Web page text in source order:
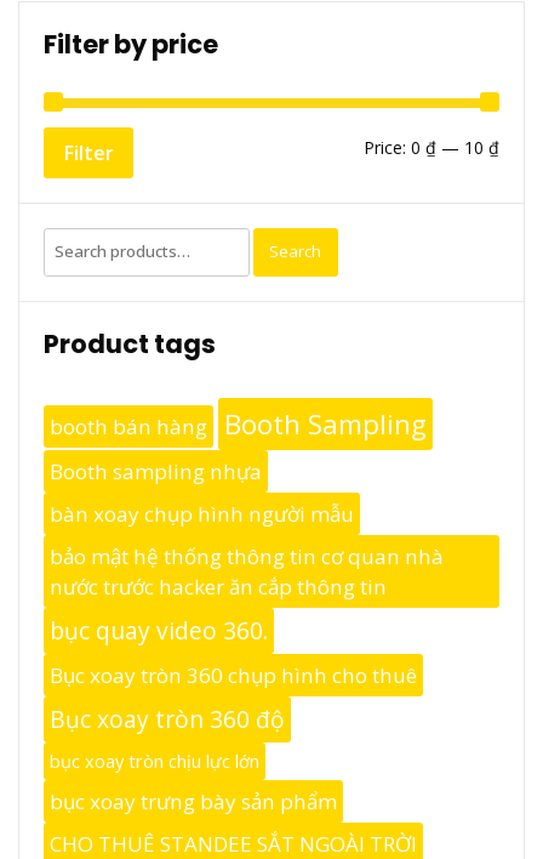
Filter by price
Min
Max
Filter Price: 0 ₫ — 10 ₫
Search
for:
Search
Product tags
booth bán hàng Booth Sampling
Booth sampling nhựa
bàn xoay chụp hình người mẫu
bảo mật hệ thống thông tin cơ quan nhà
nước trước hacker ăn cắp thông tin
bục quay video 360.
Bục xoay tròn 360 chụp hình cho thuê
Bục xoay tròn 360 độ
bục xoay tròn chịu lực lớn
bục xoay trưng bày sản phẩm
CHO THUÊ STANDEE SẮT NGOÀI TRỜI